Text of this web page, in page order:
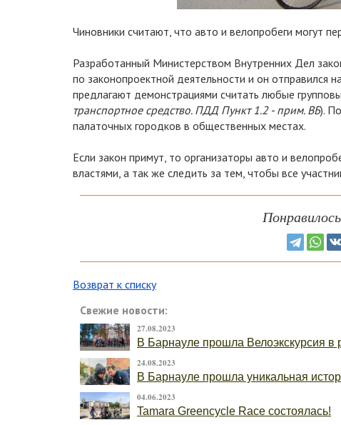
Чиновники считают, что авто и велопробеги могут
Разработанный Министерством Внутренних Дел
по законопроектной деятельности и он отправился
предлагают демонстрациями считать любые
транспортное средство. ПДД Пункт 1.2 - прим. ВБ).
палаточных городков в общественных местах.
Если закон примут, то организаторы авто и
властями, а так же следить за тем, чтобы все
Возврат к списку
Свежие новости:
27.08.2023
В Барнауле прошла Велоэкскурсия
24.08.2023
В Барнауле прошла уникальная
04.06.2023
Tamara Greencycle Race состоялась!